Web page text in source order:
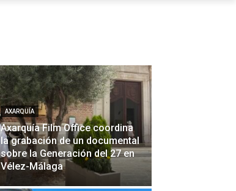
AXARQUÍA
Axarquía Film Office coordina
la grabación de un documental
sobre la Generación del 27 en
Vélez-Málaga